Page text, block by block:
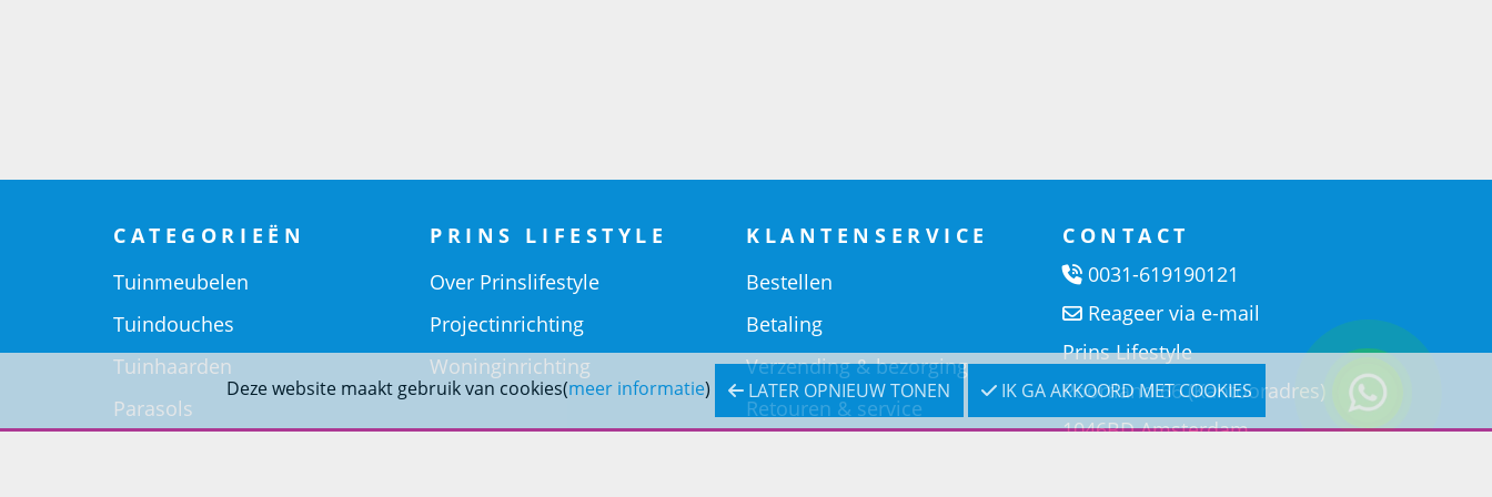
Deze website maakt gebruik van cookies(meer informatie) LATER OPNIEUW TONEN IK GA AKKOORD MET COOKIES
CATEGORIEËN
Tuinmeubelen
Tuindouches
Tuinhaarden
Parasols
PRINS LIFESTYLE
Over Prinslifestyle
Projectinrichting
Woninginrichting
KLANTENSERVICE
Bestellen
Betaling
Verzending & bezorging
Retouren & service
CONTACT
0031-619190121
Reageer via e-mail
Prins Lifestyle
Poortland 66 (Kantooradres)
1046BD Amsterdam